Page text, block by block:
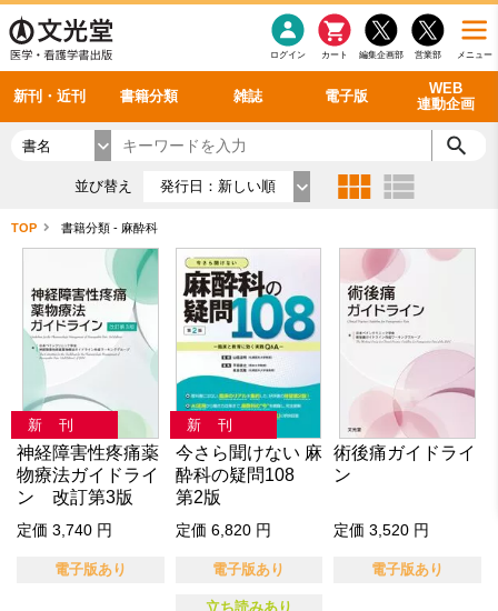
メニュー
営業部
編集企画部
カート
ログイン
新刊・近刊 書籍分類 雑誌 電子版
WEB
連動企画
感染症 老年医学
看護・介護
呼吸器
循環器
シリーズ一覧
雑誌投稿規定
理学療法
雑誌案内・年間購読 最新号 バックナンバー
電子書籍
電子雑誌
書籍「データに基づく臨床動作分析」WEB動画
書籍「眼手術学」WEB動画
書籍「神経症候学 II 改訂第二版」 WEB動画
新刊一覧
今後の発行予定
書名
並び替え 発行日：新しい順
TOP 書籍分類 - 麻酔科
神経障害性疼痛薬
物療法ガイドライ
ン 改訂第3版
定価 3,740 円
電子版あり
新刊
今さら聞けない 麻
酔科の疑問108
第2版
定価 6,820 円
電子版あり
立ち読みあり
新刊
術後痛ガイドライ
ン
定価 3,520 円
電子版あり